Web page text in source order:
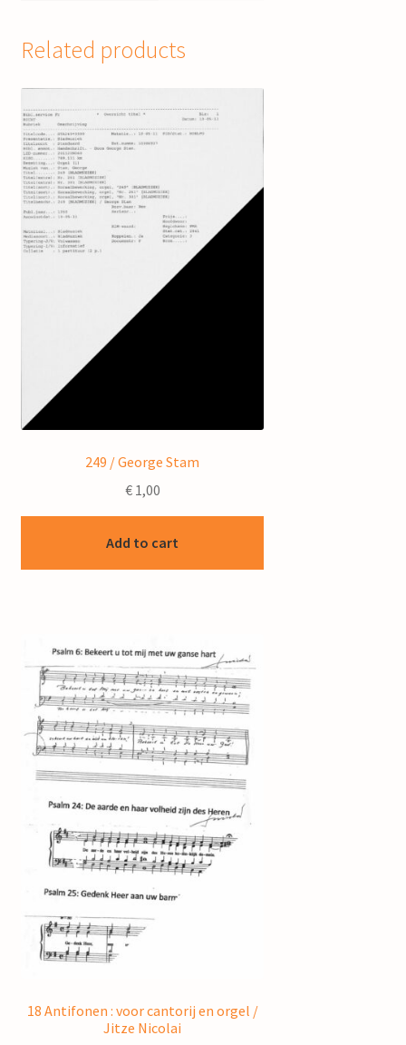
Related products
249 / George Stam
€1,00
Add to cart
18 Antifonen : voor cantorij en orgel /
Jitze Nicolai